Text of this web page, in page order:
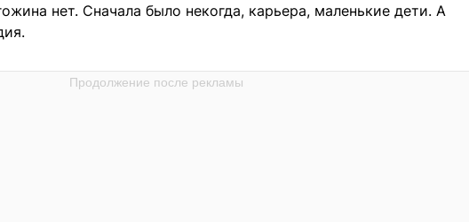
нет. Сначала было некогда, карьера, маленькие дети. А